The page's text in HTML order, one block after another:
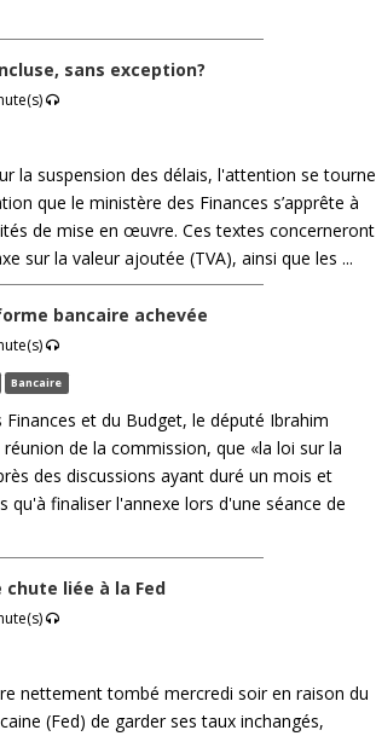
sans exception?
la suspension des délais, l'attention se tourne
que le ministère des Finances s’apprête à
de mise en œuvre. Ces textes concerneront
sur la valeur ajoutée (TVA), ainsi que les ...
bancaire achevée
Bancaire
et du Budget, le député Ibrahim
de la commission, que «la loi sur la
des discussions ayant duré un mois et
qu'à finaliser l'annexe lors d'une séance de
liée à la Fed
nettement tombé mercredi soir en raison du
(Fed) de garder ses taux inchangés,